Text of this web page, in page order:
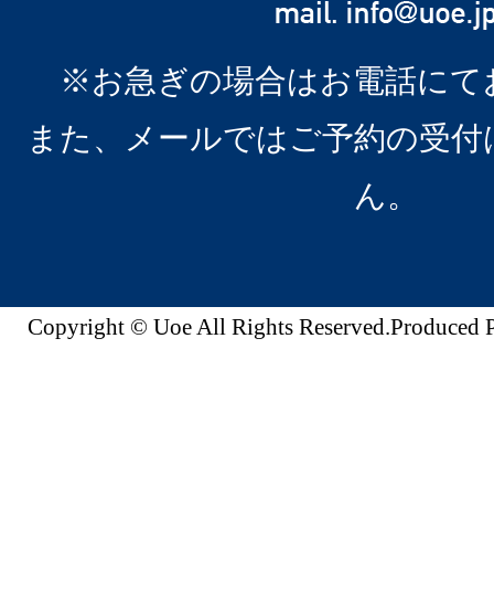
※お急ぎの場合はお電話にて
また、メールではご予約の受
ん。
Copyright © Uoe All Rights Reserved.Produced